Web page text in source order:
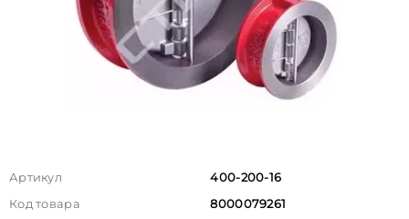
Артикул
400-200-16
Код товара
8000079261